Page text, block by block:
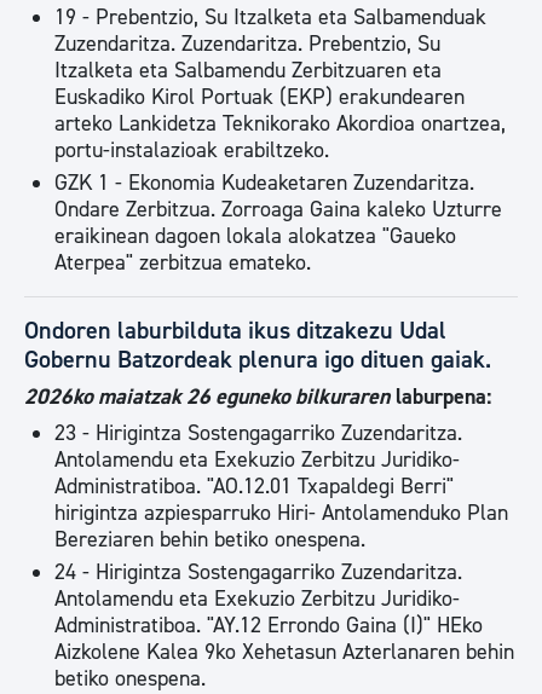
19 - Prebentzio, Su Itzalketa eta Salbamenduak
Zuzendaritza. Zuzendaritza. Prebentzio, Su
Itzalketa eta Salbamendu Zerbitzuaren eta
Euskadiko Kirol Portuak (EKP) erakundearen
arteko Lankidetza Teknikorako Akordioa onartzea,
portu-instalazioak erabiltzeko.
GZK 1 - Ekonomia Kudeaketaren Zuzendaritza.
Ondare Zerbitzua. Zorroaga Gaina kaleko Uzturre
eraikinean dagoen lokala alokatzea "Gaueko
Aterpea" zerbitzua emateko.
Ondoren laburbilduta ikus ditzakezu Udal
Gobernu Batzordeak plenura igo dituen gaiak.
2026ko maiatzak 26 eguneko bilkurarenlaburpena:
23 - Hirigintza Sostengagarriko Zuzendaritza.
Antolamendu eta Exekuzio Zerbitzu Juridiko-
Administratiboa. "AO.12.01 Txapaldegi Berri"
hirigintza azpiesparruko Hiri- Antolamenduko Plan
Bereziaren behin betiko onespena.
24 - Hirigintza Sostengagarriko Zuzendaritza.
Antolamendu eta Exekuzio Zerbitzu Juridiko-
Administratiboa. "AY.12 Errondo Gaina (I)" HEko
Aizkolene Kalea 9ko Xehetasun Azterlanaren behin
betiko onespena.